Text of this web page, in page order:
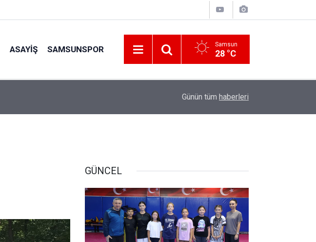
ASAYİŞ SAMSUNSPOR Samsun
28 °C
20. Kunduz Yağlı Güreşleri Vezirköprü'de kortej
Günün tüm haberleri
GÜNCEL